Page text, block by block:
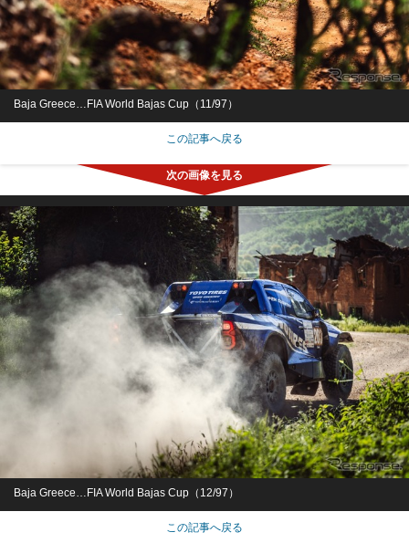
Baja Greece…FIA World Bajas Cup（11/97）
この記事へ戻る
Baja Greece…FIA World Bajas Cup（12/97）
この記事へ戻る